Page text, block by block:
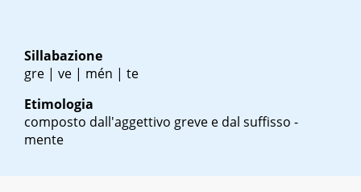
Sillabazione
gre | ve | mén | te
Etimologia
composto dall'aggettivo greve e dal suffisso -
mente